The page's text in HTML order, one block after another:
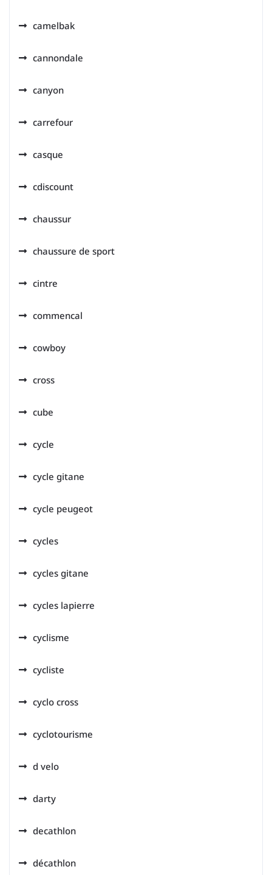
camelbak
cannondale
canyon
carrefour
casque
cdiscount
chaussur
chaussure de sport
cintre
commencal
cowboy
cross
cube
cycle
cycle gitane
cycle peugeot
cycles
cycles gitane
cycles lapierre
cyclisme
cycliste
cyclo cross
cyclotourisme
d velo
darty
decathlon
décathlon